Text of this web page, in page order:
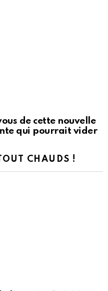
de cette nouvelle
qui pourrait vider
CHAUDS !